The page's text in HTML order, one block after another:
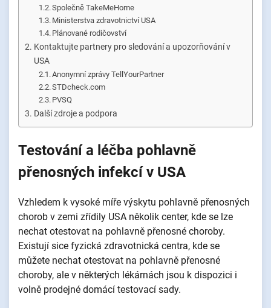
Společně TakeMeHome
Ministerstva zdravotnictví USA
Plánované rodičovství
Kontaktujte partnery pro sledování a upozorňování v
USA
Anonymní zprávy TellYourPartner
STDcheck.com
PVSQ
Další zdroje a podpora
Testování a léčba pohlavně
přenosných infekcí v USA
Vzhledem k vysoké míře výskytu pohlavně přenosných
chorob v zemi zřídily USA několik center, kde se lze
nechat otestovat na pohlavně přenosné choroby.
Existují sice fyzická zdravotnická centra, kde se
můžete nechat otestovat na pohlavně přenosné
choroby, ale v některých lékárnách jsou k dispozici i
volně prodejné domácí testovací sady.